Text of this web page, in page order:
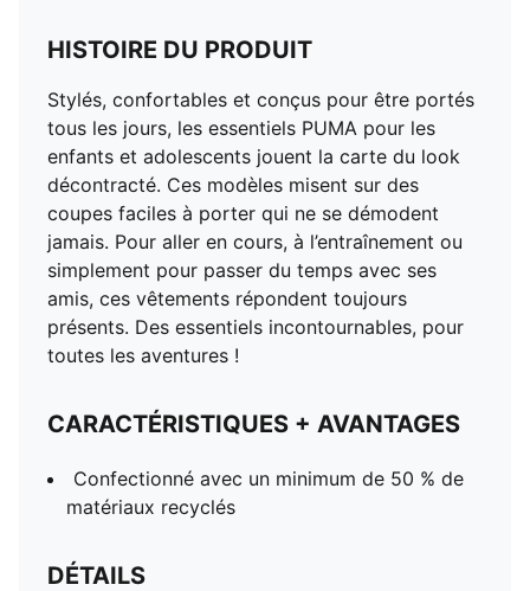
HISTOIRE DU PRODUIT
Stylés, confortables et conçus pour être portés
tous les jours, les essentiels PUMA pour les
enfants et adolescents jouent la carte du look
décontracté. Ces modèles misent sur des
coupes faciles à porter qui ne se démodent
jamais. Pour aller en cours, à l’entraînement ou
simplement pour passer du temps avec ses
amis, ces vêtements répondent toujours
présents. Des essentiels incontournables, pour
toutes les aventures !
CARACTÉRISTIQUES + AVANTAGES
Confectionné avec un minimum de 50 % de
matériaux recyclés
DÉTAILS